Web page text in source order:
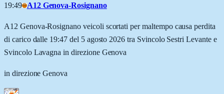
19:49 A12 Genova-Rosignano
A12 Genova-Rosignano veicoli scortati per maltempo causa perdita
di carico dalle 19:47 del 5 agosto 2026 tra Svincolo Sestri Levante e
Svincolo Lavagna in direzione Genova
in direzione Genova